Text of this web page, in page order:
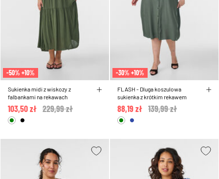
-50% +10%
Sukienka midi z wiskozy z
falbankami na rekawach
Price reduced from
229,99 zł
103,50 zł
-30% +10%
FLASH - Dluga koszulowa
sukienka z krótkim rekawem
Price reduced from
139,99 zł
88,19 zł